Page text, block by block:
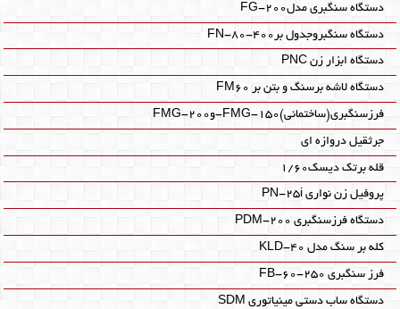
دستگاه سنگبری مدلFG-200
دستگاه سنگبروجدول برFN-80-400
دستگاه ابزار زن PNC
دستگاه لاشه برسنگ و بتن بر FM60
فرزسنگبری(ساختمانی)FMG-150-وFMG-200
جرثقیل دروازه ای
قله برتک دیسک1/60
پروفیل زن نواری PN-25i
دستگاه فرزسنگبری PDM-200
کله بر سنگ مدل KLD-40
فرز سنگبری FB-60-250
دستگاه ساب دستی مینیاتوری SDM‎